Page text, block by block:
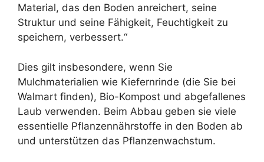
Material, das den Boden anreichert, seine
Struktur und seine Fähigkeit, Feuchtigkeit zu
speichern, verbessert.“
Dies gilt insbesondere, wenn Sie
Mulchmaterialien wie Kiefernrinde (die Sie bei
Walmart finden), Bio-Kompost und abgefallenes
Laub verwenden. Beim Abbau geben sie viele
essentielle Pflanzennährstoffe in den Boden ab
und unterstützen das Pflanzenwachstum.